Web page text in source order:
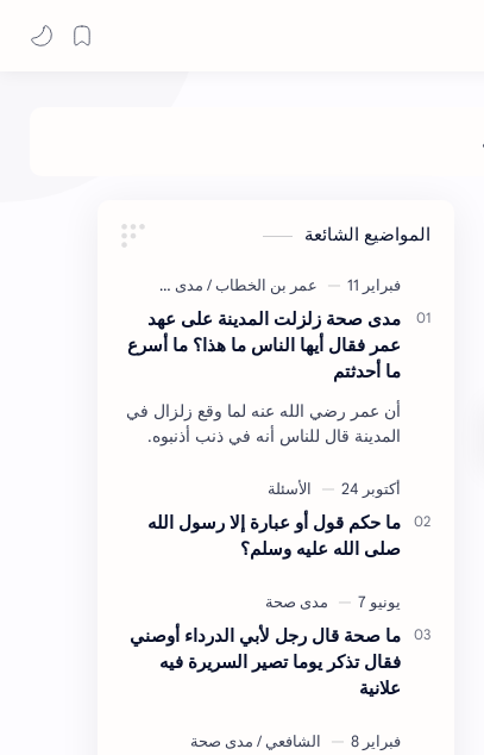
المواضيع الشائعة
مدى صحة زلزلت المدينة على عهد
عمر فقال أيها الناس ما هذا؟ ما أسرع
ما أحدثتم
أن عمر رضي الله عنه لما وقع زلزال في
المدينة قال للناس أنه في ذنب أذنبوه.
معناه أخرجه ابن أبي الدنيا في العقوبات
(ص3…
ما حكم قول أو عبارة إلا رسول الله
صلى الله عليه وسلم؟
ما صحة قال رجل لأبي الدرداء أوصني
فقال تذكر يوما تصير السريرة فيه
علانية